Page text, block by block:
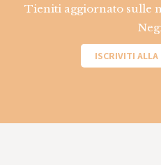
Tieniti aggiornato sulle
ISCRIVITI ALLA